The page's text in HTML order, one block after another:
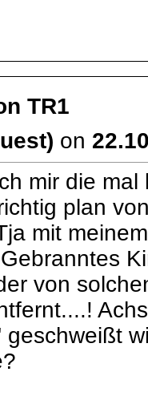
TR1
on
mir die
plan
mit
von
geschweißt